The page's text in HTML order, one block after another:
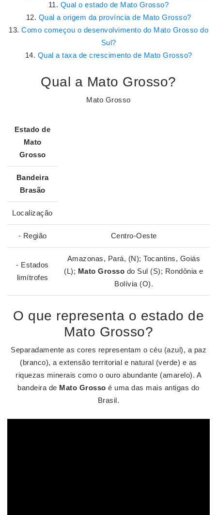
Qual o estado de Mato Grosso?
Qual a origem da província de Mato Grosso?
Como começou o desenvolvimento do Mato Grosso do
Sul?
Qual a taxa de crescimento de Mato Grosso?
Qual a Mato Grosso?
Mato Grosso
Estado de
Mato
Grosso
Bandeira
Brasão
Localização
- Região Centro-Oeste
- Estados
limítrofes
Amazonas, Pará, (N); Tocantins, Goiás
(L); Mato Grosso do Sul (S); Rondônia e
Bolívia (O).
O que representa o estado de
Mato Grosso?
Separadamente as cores representam o céu (azul), a paz
(branco), a extensão territorial e natural (verde) e as
riquezas minerais como o ouro abundante (amarelo). A
bandeira de Mato Grosso é uma das mais antigas do
Brasil.